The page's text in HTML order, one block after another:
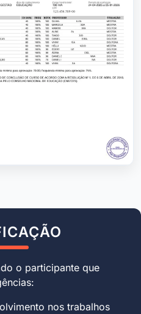
o participante que
nos trabalhos